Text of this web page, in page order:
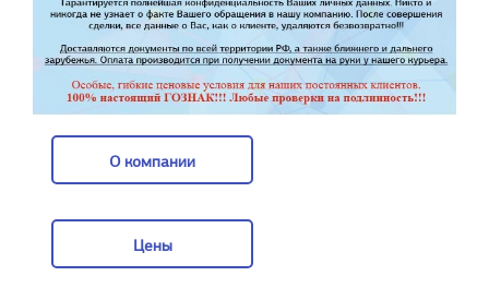
О компании
Цены